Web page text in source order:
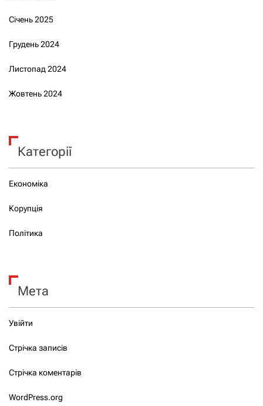
Січень 2025
Грудень 2024
Листопад 2024
Жовтень 2024
Категорії
Економіка
Корупція
Політика
Мета
Увійти
Стрічка записів
Стрічка коментарів
WordPress.org